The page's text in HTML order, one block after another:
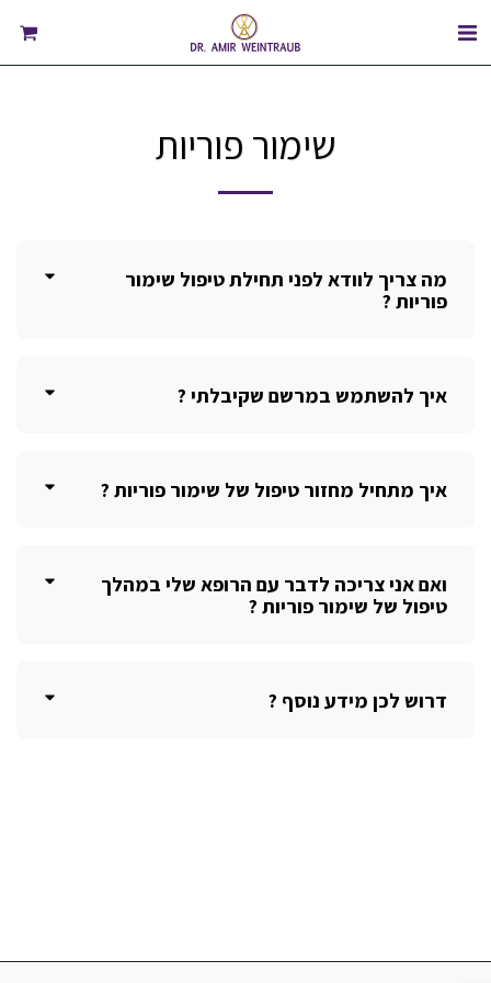
שימור פוריות
מה צריך לוודא לפני תחילת טיפול שימור
פוריות ?
איך להשתמש במרשם שקיבלתי ?
איך מתחיל מחזור טיפול של שימור פוריות ?
ואם אני צריכה לדבר עם הרופא שלי במהלך
טיפול של שימור פוריות ?
דרוש לכן מידע נוסף ?